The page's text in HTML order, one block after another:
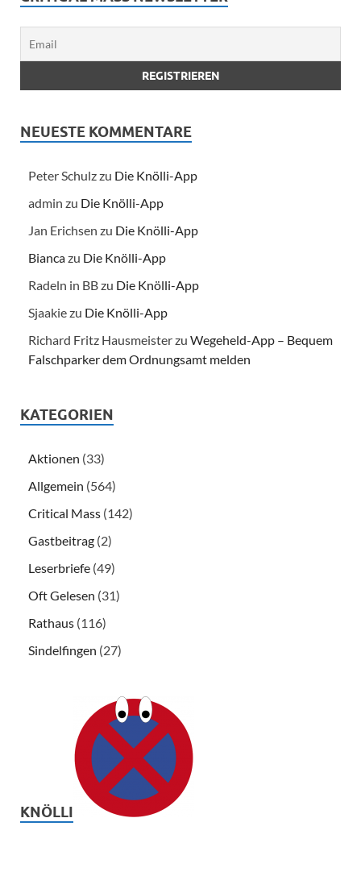
NEUESTE KOMMENTARE
Peter Schulzzu Die Knölli-App
admin zu Die Knölli-App
Jan Erichsen zu Die Knölli-App
Biancazu Die Knölli-App
Radeln in BBzu Die Knölli-App
Sjaakiezu Die Knölli-App
Richard Fritz Hausmeisterzu Wegeheld-App – Bequem
Falschparker dem Ordnungsamt melden
KATEGORIEN
Aktionen (33)
Allgemein (564)
Critical Mass (142)
Gastbeitrag (2)
Leserbriefe (49)
Oft Gelesen (31)
Rathaus (116)
Sindelfingen (27)
KNÖLLI